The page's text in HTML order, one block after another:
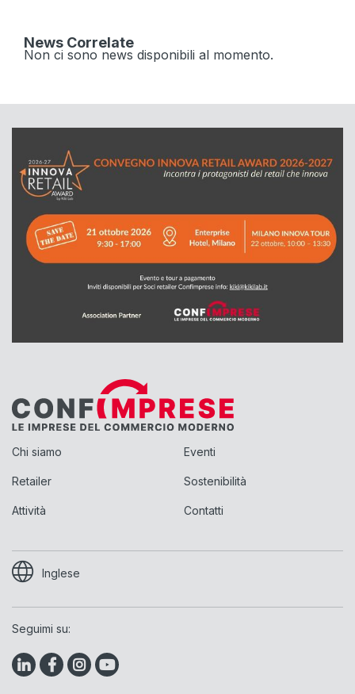
News Correlate
Non ci sono news disponibili al momento.
Chi siamo
Retailer
Attività
Eventi
Sostenibilità
Contatti
Inglese
Seguimi su: